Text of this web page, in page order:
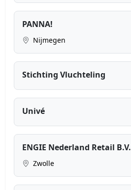
PANNA!
Nijmegen
Stichting Vluchteling
Univé
ENGIE Nederland Retail B.V.
Zwolle